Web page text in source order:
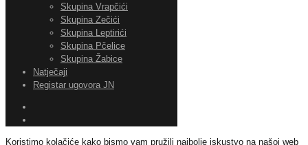
Skupina Vrapčići
Skupina Zečići
Skupina Leptirići
Skupina Pčelice
Skupina Žabice
Natječaji
Registar ugovora JN
Koristimo kolačiće kako bismo vam pružili najbolje iskustvo na našoj web